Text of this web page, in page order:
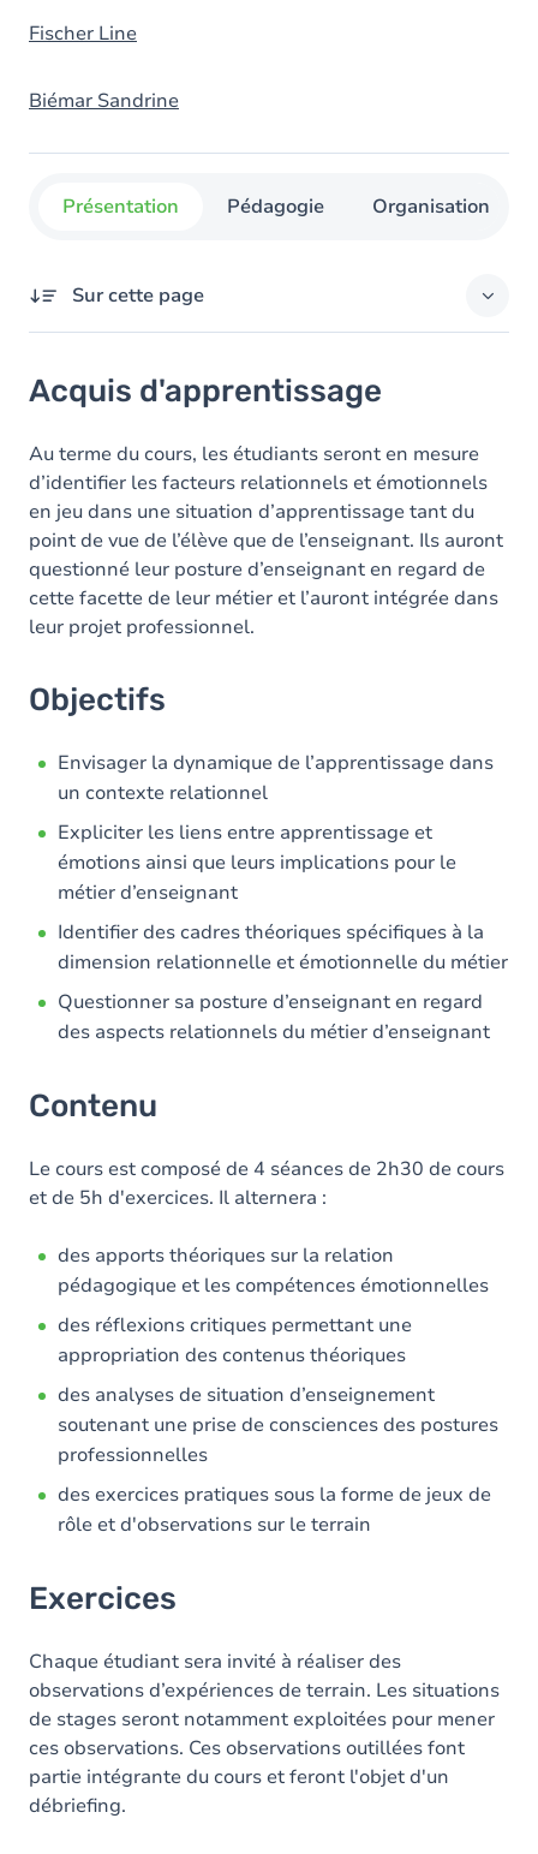
Fischer Line
Biémar Sandrine
Présentation Pédagogie Organisation
Sur cette page
Objectifs
Contenu
Exercices
Acquis d'apprentissage
Au terme du cours, les étudiants seront en mesure
d’identifier les facteurs relationnels et émotionnels
en jeu dans une situation d’apprentissage tant du
point de vue de l’élève que de l’enseignant. Ils auront
questionné leur posture d’enseignant en regard de
cette facette de leur métier et l’auront intégrée dans
leur projet professionnel.
Objectifs
Envisager la dynamique de l’apprentissage dans
un contexte relationnel
Expliciter les liens entre apprentissage et
émotions ainsi que leurs implications pour le
métier d’enseignant
Identifier des cadres théoriques spécifiques à la
dimension relationnelle et émotionnelle du métier
Questionner sa posture d’enseignant en regard
des aspects relationnels du métier d’enseignant
Contenu
Le cours est composé de 4 séances de 2h30 de cours
et de 5h d'exercices. Il alternera :
des apports théoriques sur la relation
pédagogique et les compétences émotionnelles
des réflexions critiques permettant une
appropriation des contenus théoriques
des analyses de situation d’enseignement
soutenant une prise de consciences des postures
professionnelles
des exercices pratiques sous la forme de jeux de
rôle et d'observations sur le terrain
Exercices
Chaque étudiant sera invité à réaliser des
observations d’expériences de terrain. Les situations
de stages seront notamment exploitées pour mener
ces observations. Ces observations outillées font
partie intégrante du cours et feront l'objet d'un
débriefing.